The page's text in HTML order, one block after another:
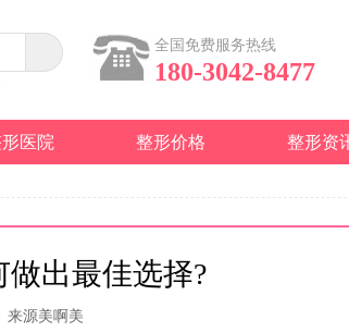
全国免费服务热线
180-3042-8477
医院 整形价格 整形资
出最佳选择?
来源美啊美